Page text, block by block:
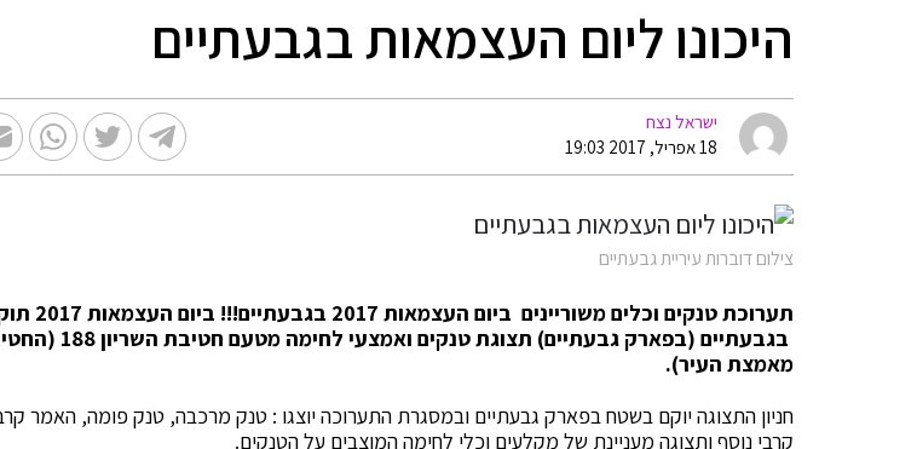
היכונו ליום העצמאות בגבעתיים
ישראל נצח
18 אפריל, 2017 19:03
צילום דוברות עיריית גבעתיים
תערוכת טנקים וכלים משוריינים ביום העצמאות
בגבעתיים (בפארק גבעתיים) תצוגת
מאמצת העיר).
חניון התצוגה יוקם בשטח בפארק גבעתיים ובמסגרת התערוכה יוצגו : טנק מרכבה, טנק פומה, האמר
קרבי נוסף ותצוגה מעניינת של מקלעים וכלי לחימה המוצבים על הטנקים.